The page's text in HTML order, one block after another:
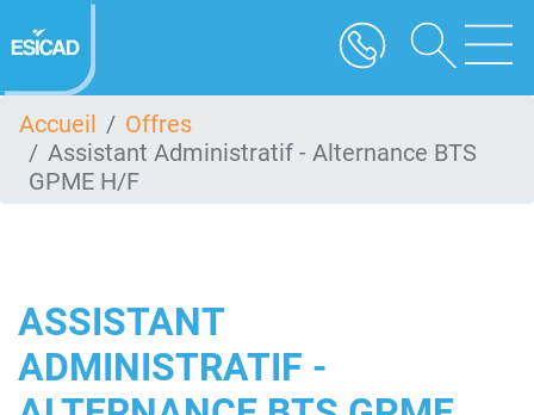
au
contenu
Accueil
Offres
Assistant Administratif - Alternance BTS
GPME H/F
ASSISTANT
ADMINISTRATIF -